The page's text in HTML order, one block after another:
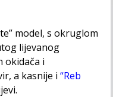
model, s okruglom
lijevanog
okidača i
a kasnije i“Reb